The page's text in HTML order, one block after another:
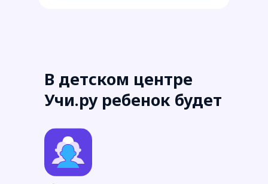
В детском центре
Учи.ру ребенок будет